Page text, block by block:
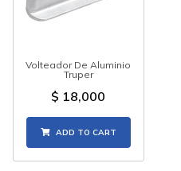
Volteador De Aluminio
Truper
$ 18,000
ADD TO CART